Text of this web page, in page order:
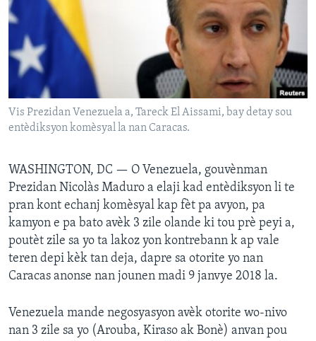
Languages
Vis Prezidan Venezuela a, Tareck El Aissami, bay detay sou
entèdiksyon komèsyal la nan Caracas.
WASHINGTON, DC — O Venezuela, gouvènman
Prezidan Nicolàs Maduro a elaji kad entèdiksyon li te
pran kont echanj komèsyal kap fèt pa avyon, pa
kamyon e pa bato avèk 3 zile olande ki tou prè peyi a,
poutèt zile sa yo ta lakoz yon kontrebann k ap vale
teren depi kèk tan deja, dapre sa otorite yo nan
Caracas anonse nan jounen madi 9 janvye 2018 la.
Venezuela mande negosyasyon avèk otorite wo-nivo
nan 3 zile sa yo (Arouba, Kiraso ak Bonè) anvan pou